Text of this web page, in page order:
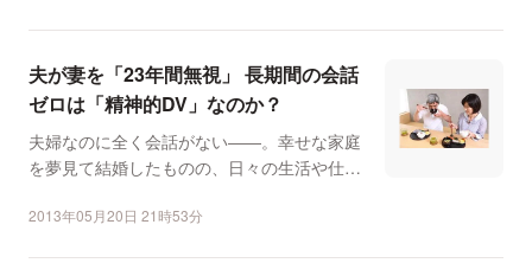
夫が妻を「23年間無視」 長期間の会話
ゼロは「精神的DV」なのか？
夫婦なのに全く会話がない――。幸せな家庭
を夢見て結婚したものの、日々の生活や仕事
2013年05月20日 21時53分